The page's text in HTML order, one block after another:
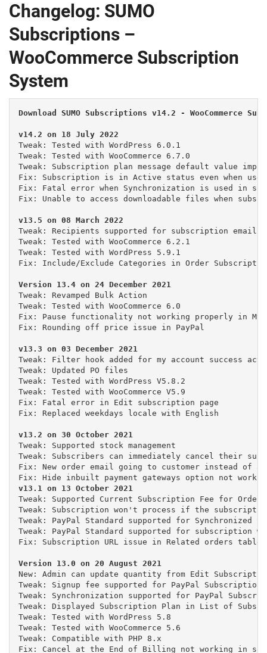
Changelog: SUMO
Subscriptions –
WooCommerce Subscription
System
Download SUMO Subscriptions v14.2 - WooCommerce
Tweak: Tested with WordPress 6.0.1
Tweak: Tested with WooCommerce 6.7.0
Tweak: Subscription plan message default value
Fix: Subscription is in Active status even when
Fix: Fatal error when Synchronization is used in
Tweak: Recipients supported for subscription emails
Tweak: Tested with WooCommerce 6.2.1
Tweak: Tested with WordPress 5.9.1
Tweak: Revamped Bulk Action
Tweak: Tested with WooCommerce 6.0
Fix: Pause functionality not working properly in My
Fix: Rounding off price issue in PayPal
Tweak: Filter hook added for my account success
Tweak: Updated PO files
Tweak: Tested with WordPress V5.8.2
Tweak: Tested with WooCommerce V5.9
Fix: Fatal error in Edit subscription page
Fix: Replaced weekdays locale with English
Tweak: Supported stock management
Tweak: Subscribers can immediately cancel their
Fix: New order email going to customer instead of
Tweak: Supported Current Subscription Fee for Order
Tweak: Subscription won't process if the
Tweak: PayPal Standard supported for Synchronized
Tweak: PayPal Standard supported for subscription
Fix: Subscription URL issue in Related orders table
New: Admin can update quantity from Edit
Tweak: Signup fee supported for PayPal Subscriptions
Tweak: Synchronization supported for PayPal
Tweak: Displayed Subscription Plan in List of
Tweak: Tested with WordPress 5.8
Tweak: Tested with WooCommerce 5.6
Tweak: Compatible with PHP 8.x
Fix: Cancel at the End of Billing not working in